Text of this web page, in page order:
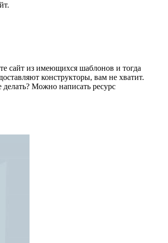
сайт из имеющихся шаблонов и тогда
конструкторы, вам не хватит.
Можно написать ресурс